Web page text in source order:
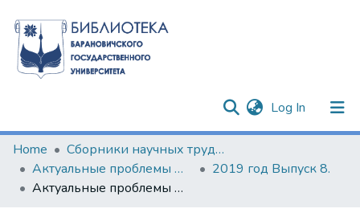
Log In (current)
Communities & Collections
All of DSpace
Home
Сборники научных трудов
Актуальные проблемы формирования психолого-педагогической культуры будущих специалистов
2019 год Выпуск 8.
Актуальные проблемы формирования психолого-педагогической культуры будущих специалистов (Вып. 8)